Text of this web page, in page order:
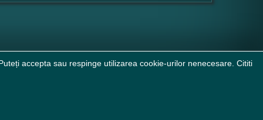
accepta sau respinge utilizarea cookie-urilor nenecesare. Cititi